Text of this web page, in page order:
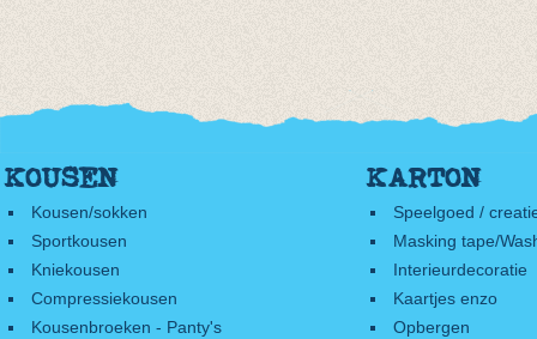
KOUSEN
Kousen/sokken
Sportkousen
Kniekousen
Compressiekousen
Kousenbroeken - Panty's
KARTON
Speelgoed /
Masking tape/
Interieurdecoratie
Kaartjes enzo
Opbergen